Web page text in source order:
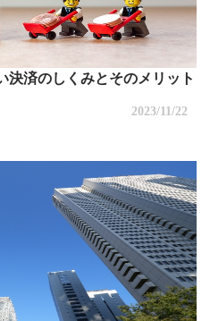
決済のしくみとそのメリット
2023/11/22